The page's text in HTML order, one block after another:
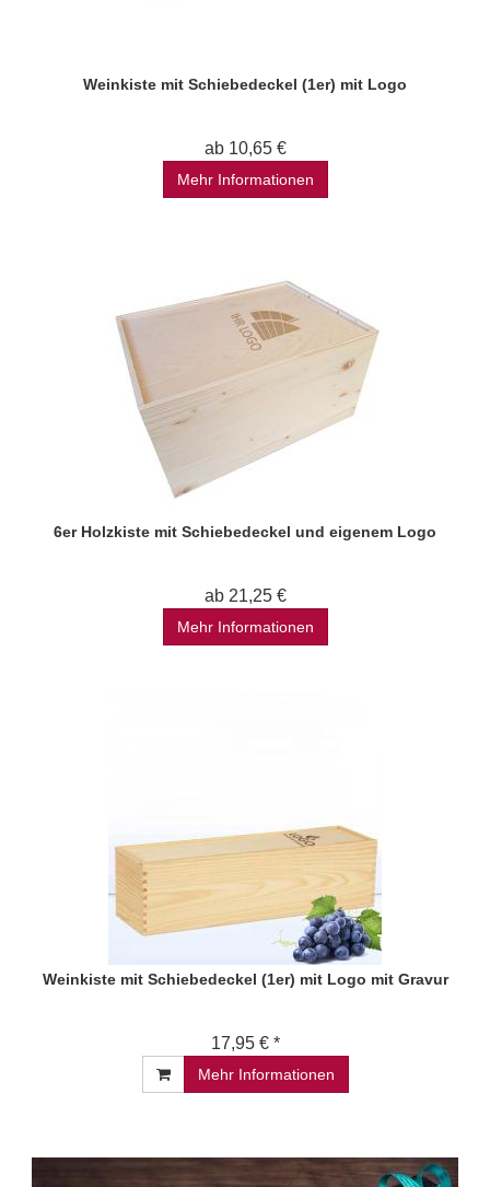
Weinkiste mit Schiebedeckel (1er) mit Logo
ab 10,65 €
Mehr Informationen
6er Holzkiste mit Schiebedeckel und eigenem Logo
ab 21,25 €
Mehr Informationen
Weinkiste mit Schiebedeckel (1er) mit Logo mit Gravur
17,95 € *
Mehr Informationen